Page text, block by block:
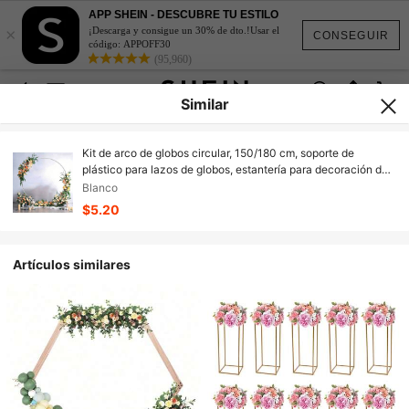
CONSEGUIR
×
APP SHEIN - DESCUBRE TU ESTILO
¡Descarga y consigue un 30% de dto.!Usar el
código: APPOFF30
(95,960)
Similar
Kit de arco de globos circular, 150/180 cm, soporte de
plástico para lazos de globos, estantería para decoración de
globos de Navidad, decoración de boda, cumpleaños, fiesta,
regalos de novia, fiesta de aniversario, Halloween,
decoración de Halloween
Blanco
$5.20
Artículos similares